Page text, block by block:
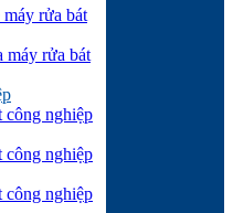
rửa bát
máy rửa bát
công nghiệp
công nghiệp
công nghiệp